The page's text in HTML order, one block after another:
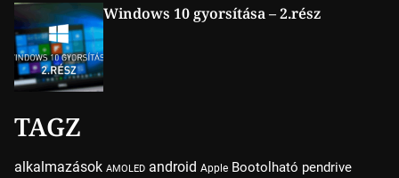
Windows 10 gyorsítása – 2.rész
TAGZ
alkalmazások AMOLED android Apple Bootolható pendrive